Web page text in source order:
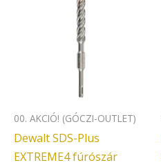
00. AKCIÓ! (GÓCZI-OUTLET)
Dewalt SDS-Plus
EXTREME4 fúrószár
12.900Ft.